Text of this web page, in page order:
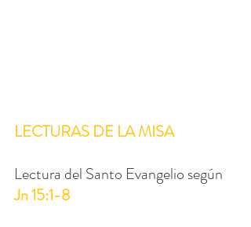
LECTURAS DE LA MISA
Lectura del Santo Evangelio según
Jn 15:1-8